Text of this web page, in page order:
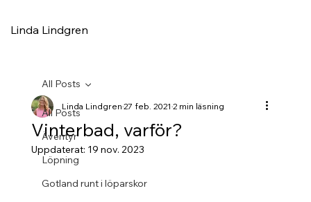
Linda Lindgren
All Posts
Äventyr
Löpning
Gotland runt i löparskor
All Posts
Vinterbad, varför?
Linda Lindgren27 feb. 2021 2 min läsning
Uppdaterat: 19 nov. 2023